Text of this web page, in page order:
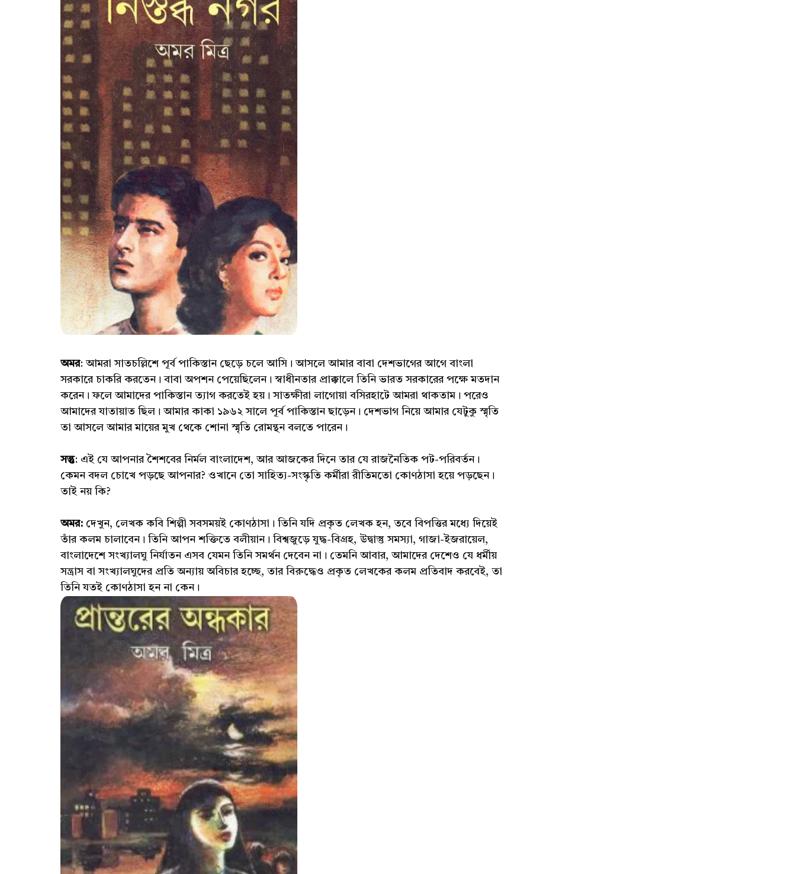
অমর: আমরা সাতচল্লিশে পূর্ব পাকিস্তান ছেড়ে চলে আসি। আসলে আমার বাবা দেশভাগের আগে বাংলা
সরকারে চাকরি করতেন। বাবা অপশন পেয়েছিলেন। স্বাধীনতার প্রাক্কালে তিনি ভারত সরকারের পক্ষে মতদান
করেন। ফলে আমাদের পাকিস্তান ত্যাগ করতেই হয়। সাতক্ষীরা লাগোয়া বসিরহাটে আমরা থাকতাম। পরেও
আমাদের যাতায়াত ছিল। আমার কাকা ১৯৬২ সালে পূর্ব পাকিস্তান ছাড়েন। দেশভাগ নিয়ে আমার যেটুকু স্মৃতি
তা আসলে আমার মায়ের মুখ থেকে শোনা স্মৃতি রোমন্থন বলতে পারেন।
সন্তু: এই যে আপনার শৈশবের নির্মল বাংলাদেশ, আর আজকের দিনে তার যে রাজনৈতিক পট-পরিবর্তন।
কেমন বদল চোখে পড়ছে আপনার? ওখানে তো সাহিত্য-সংস্কৃতি কর্মীরা রীতিমতো কোণঠাসা হয়ে পড়ছেন।
তাই নয় কি?
অমর: দেখুন, লেখক কবি শিল্পী সবসময়ই কোণঠাসা। তিনি যদি প্রকৃত লেখক হন, তবে বিপত্তির মধ্যে দিয়েই
তাঁর কলম চালাবেন। তিনি আপন শক্তিতে বলীয়ান। বিশ্বজুড়ে যুদ্ধ-বিগ্রহ, উদ্বাস্তু সমস্যা, গাজা-ইজরায়েল,
বাংলাদেশে সংখ্যালঘু নির্যাতন এসব যেমন তিনি সমর্থন দেবেন না। তেমনি আবার, আমাদের দেশেও যে ধর্মীয়
সন্ত্রাস বা সংখ্যালঘুদের প্রতি অন্যায় অবিচার হচ্ছে, তার বিরুদ্ধেও প্রকৃত লেখকের কলম প্রতিবাদ করবেই, তা
তিনি যতই কোণঠাসা হন না কেন।